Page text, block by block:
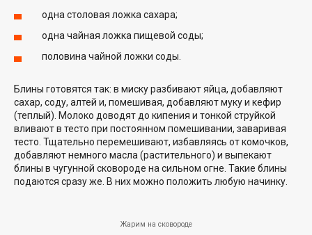
одна столовая ложка сахара;
одна чайная ложка пищевой соды;
половина чайной ложки соды.
Блины готовятся так: в миску разбивают яйца, добавляют
сахар, соду, алтей и, помешивая, добавляют муку и кефир
(теплый). Молоко доводят до кипения и тонкой струйкой
вливают в тесто при постоянном помешивании, заваривая
тесто. Тщательно перемешивают, избавляясь от комочков,
добавляют немного масла (растительного) и выпекают
блины в чугунной сковороде на сильном огне. Такие блины
подаются сразу же. В них можно положить любую начинку.
Жарим на сковороде